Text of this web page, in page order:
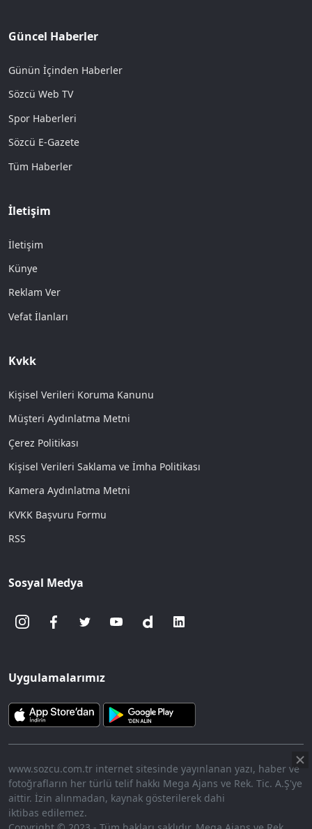
Güncel Haberler
Günün İçinden Haberler
Sözcü Web TV
Spor Haberleri
Sözcü E-Gazete
Tüm Haberler
İletişim
İletişim
Künye
Reklam Ver
Vefat İlanları
Kvkk
Kişisel Verileri Koruma Kanunu
Müşteri Aydınlatma Metni
Çerez Politikası
Kişisel Verileri Saklama ve İmha Politikası
Kamera Aydınlatma Metni
KVKK Başvuru Formu
RSS
Sosyal Medya
Uygulamalarımız
www.sozcu.com.tr internet sitesinde yayınlanan yazı, haber ve
fotoğrafların her türlü telif hakkı Mega Ajans ve Rek. Tic. A.Ş'ye
aittir. İzin alınmadan, kaynak gösterilerek dahi
iktibas edilemez.